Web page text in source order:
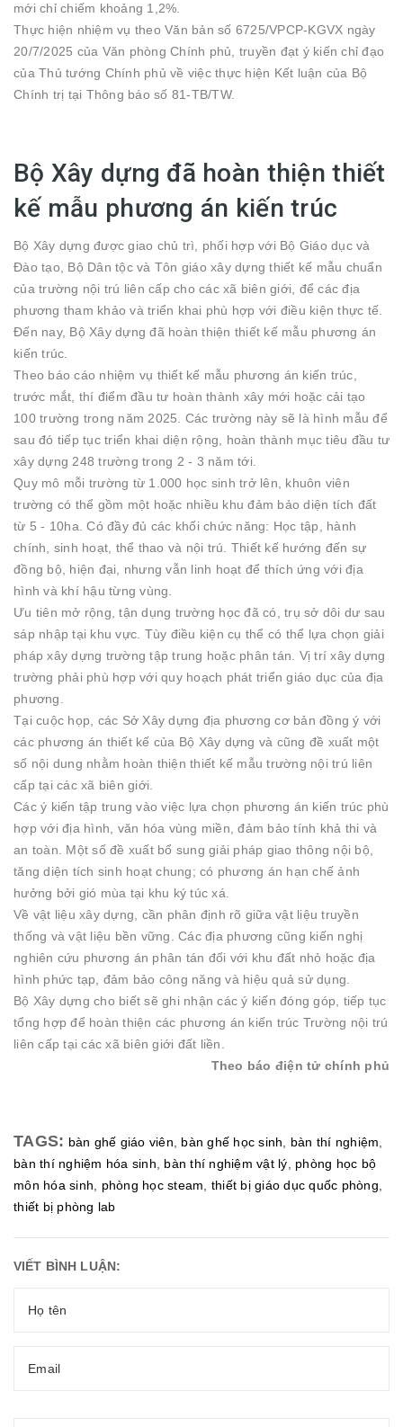
mới chỉ chiếm khoảng 1,2%.
Thực hiện nhiệm vụ theo Văn bản số 6725/VPCP-KGVX ngày
20/7/2025 của Văn phòng Chính phủ, truyền đạt ý kiến chỉ đạo
của Thủ tướng Chính phủ về việc thực hiện Kết luận của Bộ
Chính trị tại Thông báo số 81-TB/TW.
Bộ Xây dựng đã hoàn thiện thiết
kế mẫu phương án kiến trúc
Bộ Xây dựng được giao chủ trì, phối hợp với Bộ Giáo dục và
Đào tạo, Bộ Dân tộc và Tôn giáo xây dựng thiết kế mẫu chuẩn
của trường nội trú liên cấp cho các xã biên giới, để các địa
phương tham khảo và triển khai phù hợp với điều kiện thực tế.
Đến nay, Bộ Xây dựng đã hoàn thiện thiết kế mẫu phương án
kiến trúc.
Theo báo cáo nhiệm vụ thiết kế mẫu phương án kiến trúc,
trước mắt, thí điểm đầu tư hoàn thành xây mới hoặc cải tạo
100 trường trong năm 2025. Các trường này sẽ là hình mẫu để
sau đó tiếp tục triển khai diện rộng, hoàn thành mục tiêu đầu tư
xây dựng 248 trường trong 2 - 3 năm tới.
Quy mô mỗi trường từ 1.000 học sinh trở lên, khuôn viên
trường có thể gồm một hoặc nhiều khu đảm bảo diện tích đất
từ 5 - 10ha. Có đầy đủ các khối chức năng: Học tập, hành
chính, sinh hoạt, thể thao và nội trú. Thiết kế hướng đến sự
đồng bộ, hiện đại, nhưng vẫn linh hoạt để thích ứng với địa
hình và khí hậu từng vùng.
Ưu tiên mở rộng, tận dụng trường học đã có, trụ sở dôi dư sau
sáp nhập tại khu vực. Tùy điều kiện cụ thể có thể lựa chọn giải
pháp xây dựng trường tập trung hoặc phân tán. Vị trí xây dựng
trường phải phù hợp với quy hoạch phát triển giáo dục của địa
phương.
Tại cuộc họp, các Sở Xây dựng địa phương cơ bản đồng ý với
các phương án thiết kế của Bộ Xây dựng và cũng đề xuất một
số nội dung nhằm hoàn thiện thiết kế mẫu trường nội trú liên
cấp tại các xã biên giới.
Các ý kiến tập trung vào việc lựa chọn phương án kiến trúc phù
hợp với địa hình, văn hóa vùng miền, đảm bảo tính khả thi và
an toàn. Một số đề xuất bổ sung giải pháp giao thông nội bộ,
tăng diện tích sinh hoạt chung; có phương án hạn chế ảnh
hưởng bởi gió mùa tại khu ký túc xá.
Về vật liệu xây dựng, cần phân định rõ giữa vật liệu truyền
thống và vật liệu bền vững. Các địa phương cũng kiến nghị
nghiên cứu phương án phân tán đối với khu đất nhỏ hoặc địa
hình phức tạp, đảm bảo công năng và hiệu quả sử dụng.
Bộ Xây dựng cho biết sẽ ghi nhận các ý kiến đóng góp, tiếp tục
tổng hợp để hoàn thiện các phương án kiến trúc Trường nội trú
liên cấp tại các xã biên giới đất liền.
Theo báo điện tử chính phủ
TAGS: bàn ghế giáo viên, bàn ghế học sinh, bàn thí nghiệm,
bàn thí nghiệm hóa sinh, bàn thí nghiệm vật lý, phòng học bộ
môn hóa sinh, phòng học steam, thiết bị giáo dục quốc phòng,
thiết bị phòng lab
VIẾT BÌNH LUẬN: